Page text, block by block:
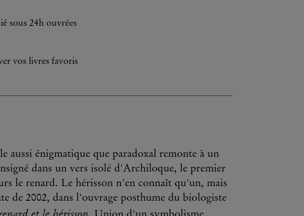
sous 24h ouvrées
vos livres favoris
aussi énigmatique que paradoxal remonte à un
dans un vers isolé d'Archiloque, le premier
le renard. Le hérisson n'en connaît qu'un, mais
de 2002, dans l'ouvrage posthume du biologiste